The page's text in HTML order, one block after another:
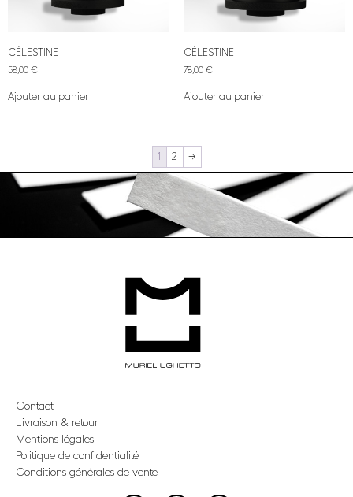
CÉLESTINE
58,00 €
Ajouter au panier
CÉLESTINE
78,00 €
Ajouter au panier
1 2 →
Contact
Livraison & retour
Mentions légales
Politique de confidentialité
Conditions générales de vente